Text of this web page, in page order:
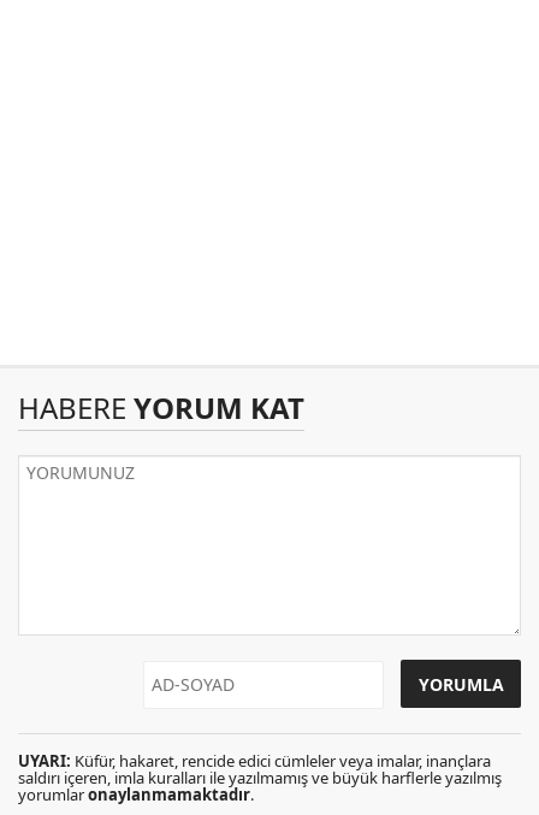
HABERE YORUM KAT
UYARI: Küfür, hakaret, rencide edici cümleler veya imalar, inançlara
saldırı içeren, imla kuralları ile yazılmamış ve büyük harflerle yazılmış
yorumlaronaylanmamaktadır.